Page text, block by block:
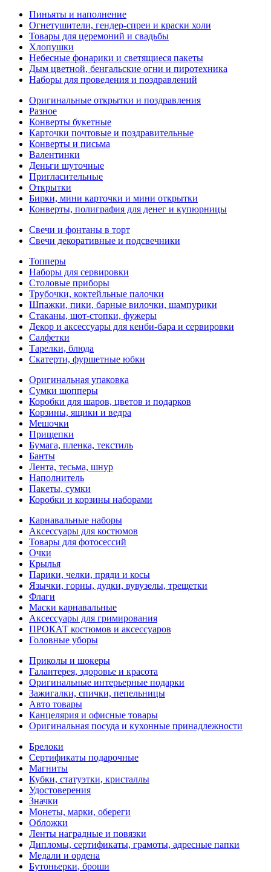
Пиньяты и наполнение
Огнетушители, гендер-спреи и краски холи
Товары для церемоний и свадьбы
Хлопушки
Небесные фонарики и светящиеся пакеты
Дым цветной, бенгальские огни и пиротехника
Наборы для проведения и поздравлений
Оригинальные открытки и поздравления
Разное
Конверты букетные
Карточки почтовые и поздравительные
Конверты и письма
Валентинки
Деньги шуточные
Пригласительные
Открытки
Бирки, мини карточки и мини открытки
Конверты, полиграфия для денег и купюрницы
Свечи и фонтаны в торт
Свечи декоративные и подсвечники
Топперы
Наборы для сервировки
Столовые приборы
Трубочки, коктейльные палочки
Шпажки, пики, барные вилочки, шампурики
Стаканы, шот-стопки, фужеры
Декор и аксессуары для кенби-бара и сервировки
Салфетки
Тарелки, блюда
Скатерти, фуршетные юбки
Оригинальная упаковка
Сумки шопперы
Коробки для шаров, цветов и подарков
Корзины, ящики и ведра
Мешочки
Прищепки
Бумага, пленка, текстиль
Банты
Лента, тесьма, шнур
Наполнитель
Пакеты, сумки
Коробки и корзины наборами
Карнавальные наборы
Аксессуары для костюмов
Товары для фотосессий
Очки
Крылья
Парики, челки, пряди и косы
Язычки, горны, дудки, вувузелы, трещетки
Флаги
Маски карнавальные
Аксессуары для гримирования
ПРОКАТ костюмов и аксессуаров
Головные уборы
Приколы и шокеры
Галантерея, здоровье и красота
Оригинальные интерьерные подарки
Зажигалки, спички, пепельницы
Авто товары
Канцелярия и офисные товары
Оригинальная посуда и кухонные принадлежности
Брелоки
Сертификаты подарочные
Магниты
Кубки, статуэтки, кристаллы
Удостоверения
Значки
Монеты, марки, обереги
Обложки
Ленты наградные и повязки
Дипломы, сертификаты, грамоты, адресные папки
Медали и ордена
Бутоньерки, броши